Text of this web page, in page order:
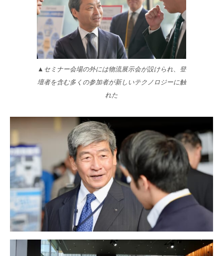
▲セミナー会場の外には物流展示会が設けられ、登
壇者を含む多くの参加者が新しいテクノロジーに触
れた